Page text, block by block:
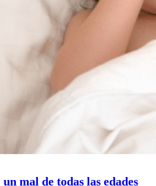
mal de todas las edades